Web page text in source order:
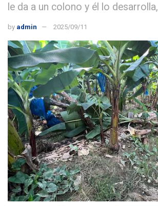
le da a un colono y él lo desarrolla,
by admin 2025/09/11